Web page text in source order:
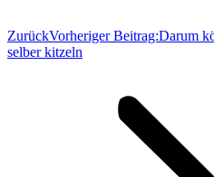
ZurückVorheriger Beitrag:Darum
selber kitzeln